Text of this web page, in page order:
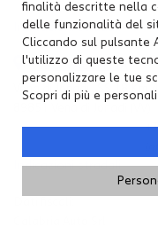
Email:
Indicazioni stradali
VIBO VALENTIA
Vena di Jonadi , SS 18 Km
Telefono:
Indicazioni stradali
finalità descritte nella
delle funzionalità del
Cliccando sul pulsante
l'utilizzo di queste
personalizzare le tue
Scopri di più e